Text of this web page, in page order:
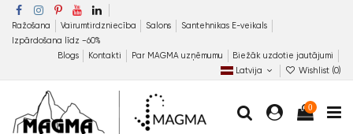
Ražošana Vairumtirdzniecība Salons
Santehnikas E-veikals
Izpārdošana līdz −60%
Blogs
Kontakti Par MAGMA uzņēmumu
Biežāk uzdotie jautājumi
Latvija
Wishlist (0)
0